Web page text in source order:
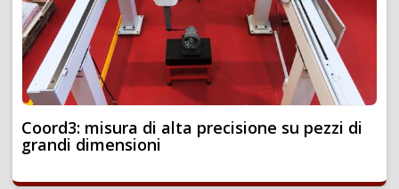
Coord3: misura di alta precisione su pezzi di
grandi dimensioni